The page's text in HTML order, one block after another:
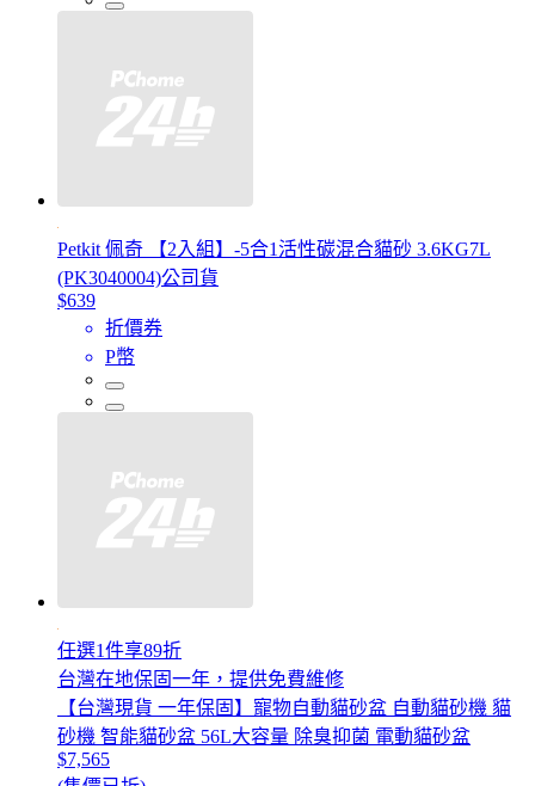
Petkit 佩奇 【2入組】-5合1活性碳混合貓砂 3.6KG7L
(PK3040004)公司貨
$639
折價券
P幣
任選1件享89折
台灣在地保固一年，提供免費維修
【台灣現貨 一年保固】寵物自動貓砂盆 自動貓砂機 貓
砂機 智能貓砂盆 56L大容量 除臭抑菌 電動貓砂盆
$7,565